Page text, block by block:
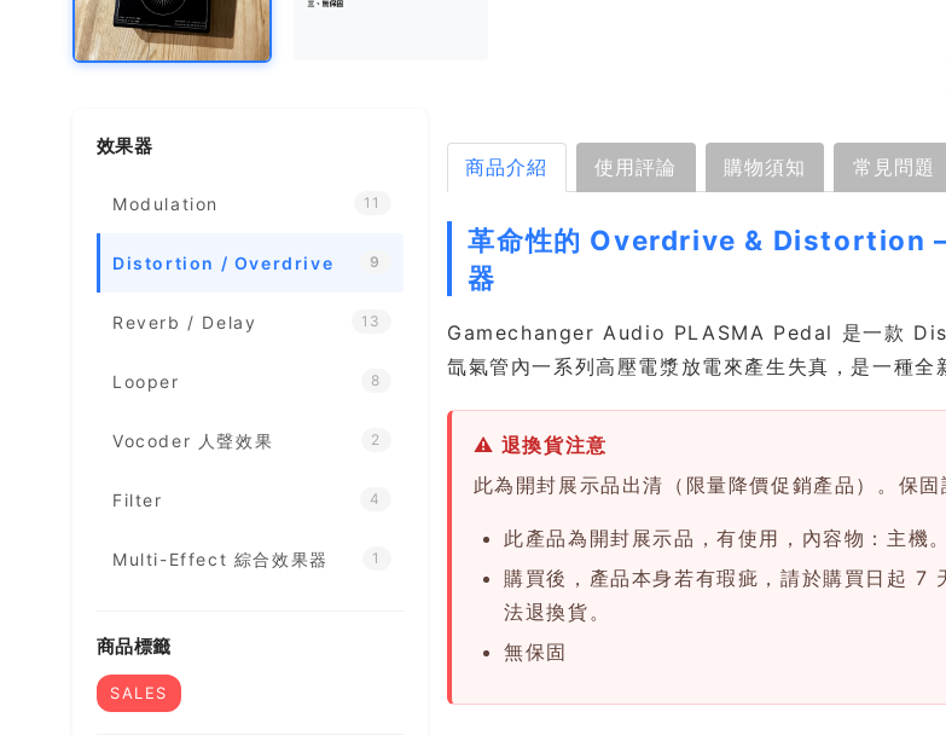
效果器
Modulation 11
Distortion / Overdrive 9
Reverb / Delay 13
Looper 8
Vocoder 人聲效果 2
Filter 4
Multi-Effect 綜合效果器 1
商品標籤
SALES
商品介紹 使用評論 購物須知 常見問題
革命性的 Overdrive & Distortion
器
Gamechanger Audio PLASMA Pedal 是一款
氙氣管內一系列高壓電漿放電來產生失真，是一種全
⚠ 退換貨注意
此為開封展示品出清（限量降價促銷產品）。保固
此產品為開封展示品，有使用，內容物：主機。
購買後，產品本身若有瑕疵，請於購買日起 7
法退換貨。
無保固